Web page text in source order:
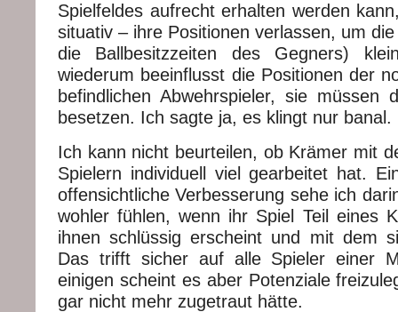
Spielfeldes aufrecht erhalten werden
situativ – ihre Positionen verlassen, um
die Ballbesitzzeiten des Gegners)
wiederum beeinflusst die Positionen der
befindlichen Abwehrspieler, sie müssen
besetzen. Ich sagte ja, es klingt nur banal.
Ich kann nicht beurteilen, ob Krämer mit
Spielern individuell viel gearbeitet hat.
offensichtliche Verbesserung sehe ich
wohler fühlen, wenn ihr Spiel Teil eines
ihnen schlüssig erscheint und mit dem
Das trifft sicher auf alle Spieler einer
einigen scheint es aber Potenziale
gar nicht mehr zugetraut hätte.